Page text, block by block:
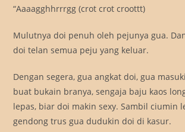
“Aaaagghhrrrgg (crot crot croottt)
Mulutnya doi penuh oleh pejunya gua.
doi telan semua peju yang keluar.
Dengan segera, gua angkat doi, gua
buat bukain branya, sengaja baju kaos
lepas, biar doi makin sexy. Sambil ciumin
gendong trus gua dudukin doi di kasur.